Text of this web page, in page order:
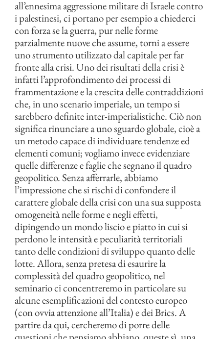
all’ennesima aggressione militare di Israele contro
i palestinesi, ci portano per esempio a chiederci
con forza se la guerra, pur nelle forme
parzialmente nuove che assume, torni a essere
uno strumento utilizzato dal capitale per far
fronte alla crisi. Uno dei risultati della crisi è
infatti l’approfondimento dei processi di
frammentazione e la crescita delle contraddizioni
che, in uno scenario imperiale, un tempo si
sarebbero definite inter-imperialistiche. Ciò non
significa rinunciare a uno sguardo globale, cioè a
un metodo capace di individuare tendenze ed
elementi comuni; vogliamo invece evidenziare
quelle differenze e faglie che segnano il quadro
geopolitico. Senza afferrarle, abbiamo
l’impressione che si rischi di confondere il
carattere globale della crisi con una sua supposta
omogeneità nelle forme e negli effetti,
dipingendo un mondo liscio e piatto in cui si
perdono le intensità e peculiarità territoriali
tanto delle condizioni di sviluppo quanto delle
lotte. Allora, senza pretesa di esaurire la
complessità del quadro geopolitico, nel
seminario ci concentreremo in particolare su
alcune esemplificazioni del contesto europeo
(con ovvia attenzione all’Italia) e dei Brics. A
partire da qui, cercheremo di porre delle